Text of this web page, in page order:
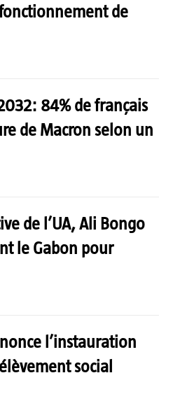
de
84% de français
de Macron selon un
de l’UA, Ali Bongo
le Gabon pour
l’instauration
social